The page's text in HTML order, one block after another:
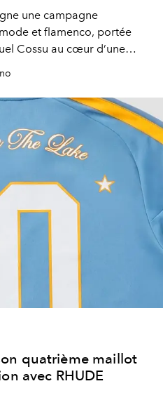
une campagne
et flamenco, portée
Cossu au cœur d’une
quatrième maillot
avec RHUDE